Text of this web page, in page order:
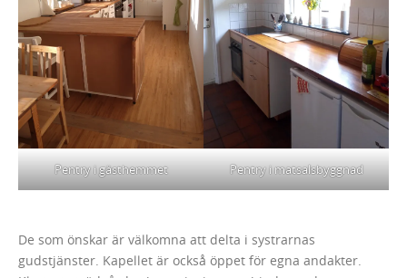
Pentry i gästhemmet Pentry i matsalsbyggnad
De som önskar är välkomna att delta i systrarnas
gudstjänster. Kapellet är också öppet för egna andakter.